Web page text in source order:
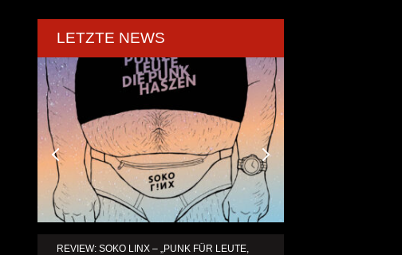
LETZTE NEWS
REVIEW: SOKO LINX – „PUNK FÜR LEUTE,